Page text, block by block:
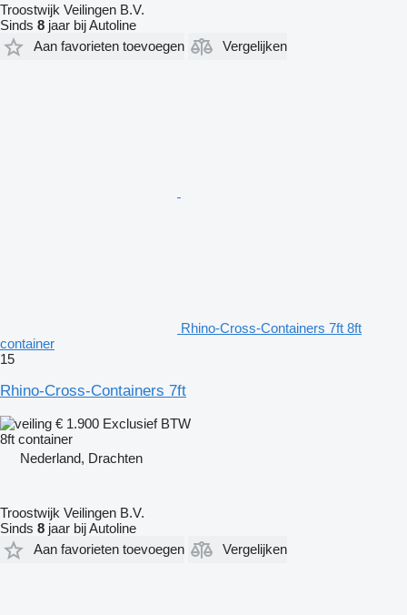
Troostwijk Veilingen B.V.
Sinds 8 jaar bij Autoline
Aan favorieten toevoegen
Vergelijken
Rhino-Cross-Containers 7ft 8ft
container
15
Rhino-Cross-Containers 7ft
€ 1.900 Exclusief BTW
8ft container
Nederland, Drachten
Troostwijk Veilingen B.V.
Sinds 8 jaar bij Autoline
Aan favorieten toevoegen
Vergelijken